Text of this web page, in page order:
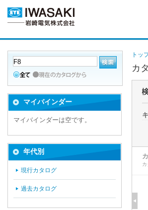
トッ
カ
マイバインダー
マイバインダーは空です。
年代別
現行カタログ
過去カタログ